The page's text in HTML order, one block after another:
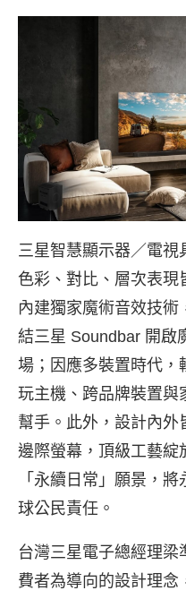
三星智慧顯示器／電
色彩、對比、層次表現
內建獨家魔術音效技
結三星 Soundbar 開啟
場；因應多裝置時代，
玩主機、跨品牌裝置與
幫手。此外，設計內外
邊際螢幕，頂級工藝綻
「永續日常」願景，
球公民責任。
台灣三星電子總經理
費者為導向的設計理念